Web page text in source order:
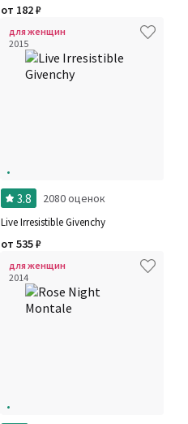
от 182₽
для женщин
2015
3.8 2080 оценок
Live Irresistible Givenchy
от 535₽
для женщин
2014